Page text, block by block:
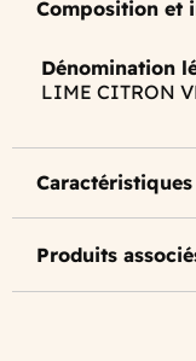
Composition et
Dénomination
LIME CITRON
Caractéristiques
Produits